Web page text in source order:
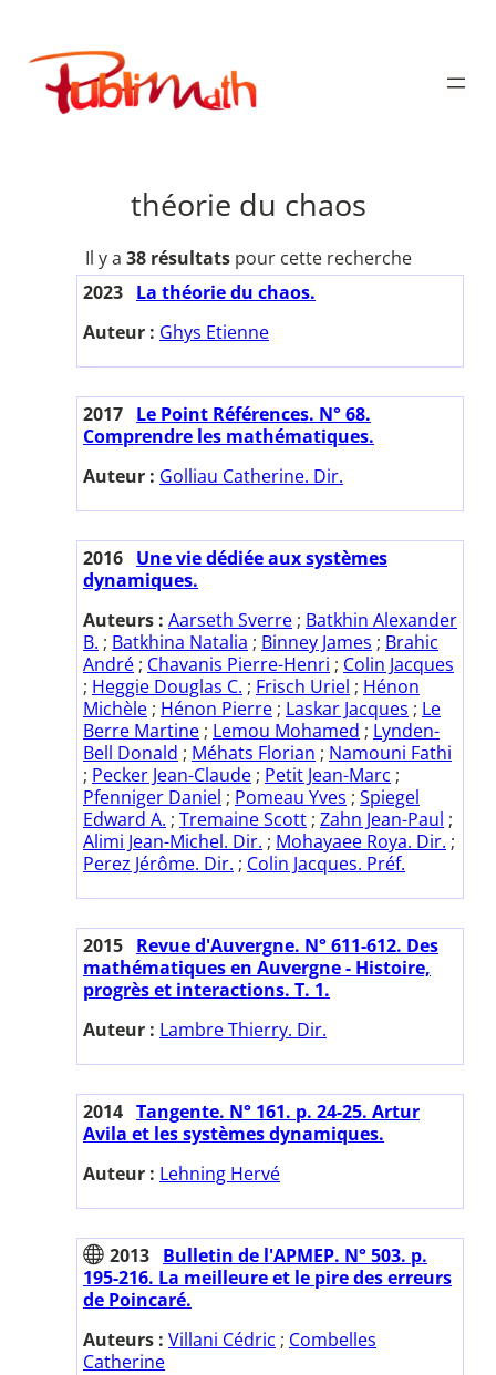
contenu
Publimath
théorie du chaos
Il y a 38 résultatspour cette recherche
2023 La théorie du chaos.
Auteur : Ghys Etienne
2017 Le Point Références. N° 68.
Comprendre les mathématiques.
Auteur : Golliau Catherine. Dir.
2016 Une vie dédiée aux systèmes
dynamiques.
Auteurs : Aarseth Sverre ; Batkhin Alexander
B. ; Batkhina Natalia ; Binney James ; Brahic
André ; Chavanis Pierre-Henri ; Colin Jacques
; Heggie Douglas C. ; Frisch Uriel ; Hénon
Michèle ; Hénon Pierre ; Laskar Jacques ; Le
Berre Martine ; Lemou Mohamed ; Lynden-
Bell Donald ; Méhats Florian ; Namouni Fathi
; Pecker Jean-Claude ; Petit Jean-Marc ;
Pfenniger Daniel ; Pomeau Yves ; Spiegel
Edward A. ; Tremaine Scott ; Zahn Jean-Paul ;
Alimi Jean-Michel. Dir. ; Mohayaee Roya. Dir. ;
Perez Jérôme. Dir. ; Colin Jacques. Préf.
2015 Revue d'Auvergne. N° 611-612. Des
mathématiques en Auvergne - Histoire,
progrès et interactions. T. 1.
Auteur : Lambre Thierry. Dir.
2014 Tangente. N° 161. p. 24-25. Artur
Avila et les systèmes dynamiques.
Auteur : Lehning Hervé
2013 Bulletin de l'APMEP. N° 503. p.
195-216. La meilleure et le pire des erreurs
de Poincaré.
Auteurs : Villani Cédric ; Combelles
Catherine